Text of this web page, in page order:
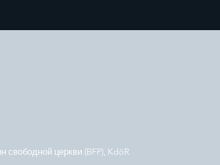
церкви (BFP), KdöR